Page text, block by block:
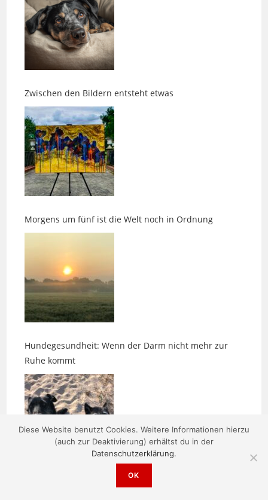
Zwischen den Bildern entsteht etwas
Morgens um fünf ist die Welt noch in Ordnung
Hundegesundheit: Wenn der Darm nicht mehr zur
Impuls: Der stille Sinn
Diese Website benutzt Cookies. Weitere Informationen hierzu
(auch zur Deaktivierung) erhältst du in der
Datenschutzerklärung.
OK